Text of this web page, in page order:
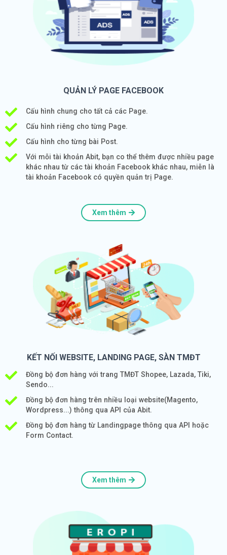
QUẢN LÝ PAGE FACEBOOK
Cấu hình chung cho tất cả các Page.
Cấu hình riêng cho từng Page.
Cấu hình cho từng bài Post.
Với mỗi tài khoản Abit, bạn co thể thêm được nhiều page
khác nhau từ các tài khoản Facebook khác nhau, miễn là
tài khoản Facebook có quyền quản trị Page.
Xem thêm
KẾT NỐI WEBSITE, LANDING PAGE, SÀN TMĐT
Đồng bộ đơn hàng với trang TMĐT Shopee, Lazada, Tiki,
Sendo...
Đồng bộ đơn hàng trên nhiều loại website(Magento,
Wordpress...) thông qua API của Abit.
Đồng bộ đơn hàng từ Landingpage thông qua API hoặc
Form Contact.
Xem thêm